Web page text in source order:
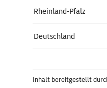
Rheinland-Pfalz
Deutschland
Inhalt bereitgestellt